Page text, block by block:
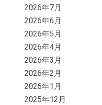
2026年7月
2026年6月
2026年5月
2026年4月
2026年3月
2026年2月
2026年1月
2025年12月